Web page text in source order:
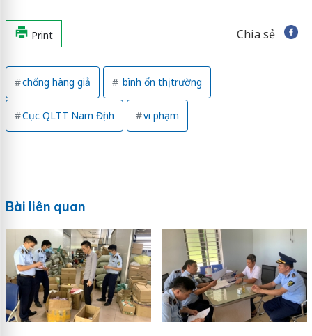
Print Chia sẻ
chống hàng giả bình ổn thị trường
Cục QLTT Nam Định vi phạm
Bài liên quan